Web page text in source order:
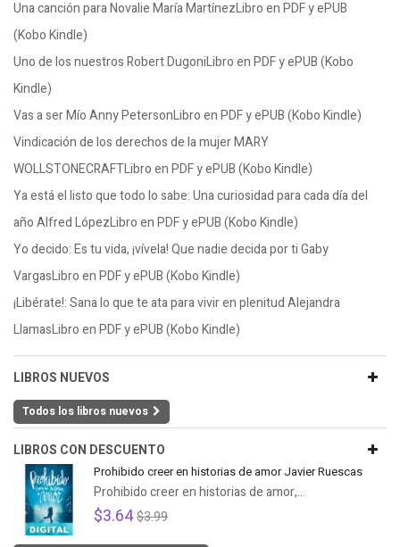
Una canción para Novalie María MartínezLibro en PDF y ePUB
(Kobo Kindle)
Uno de los nuestros Robert DugoniLibro en PDF y ePUB (Kobo
Kindle)
Vas a ser Mío Anny PetersonLibro en PDF y ePUB (Kobo Kindle)
Vindicación de los derechos de la mujer MARY
WOLLSTONECRAFTLibro en PDF y ePUB (Kobo Kindle)
Ya está el listo que todo lo sabe: Una curiosidad para cada día del
año Alfred LópezLibro en PDF y ePUB (Kobo Kindle)
Yo decido: Es tu vida, ¡vívela! Que nadie decida por ti Gaby
VargasLibro en PDF y ePUB (Kobo Kindle)
¡Libérate!: Sana lo que te ata para vivir en plenitud Alejandra
LlamasLibro en PDF y ePUB (Kobo Kindle)
LIBROS NUEVOS
Todos los libros nuevos
LIBROS CON DESCUENTO
Prohibido creer en historias de amor Javier Ruescas
Prohibido creer en historias de amor,...
$3.64$3.99